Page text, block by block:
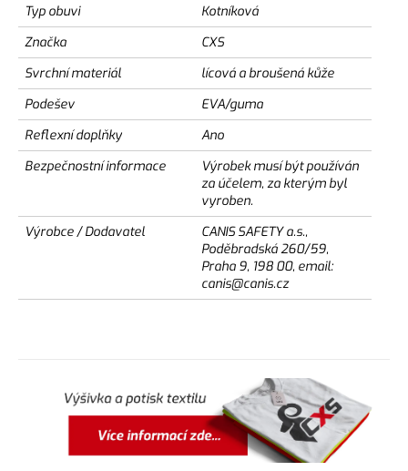
Typ obuvi
Kotníková
Značka
CXS
Svrchní materiál
lícová a broušená kůže
Podešev
EVA/guma
Reflexní doplňky
Ano
Bezpečnostní informace
Výrobek musí být používán
za účelem, za kterým byl
vyroben.
Výrobce / Dodavatel
CANIS SAFETY a.s.,
Poděbradská 260/59,
Praha 9, 198 00, email:
canis@canis.cz